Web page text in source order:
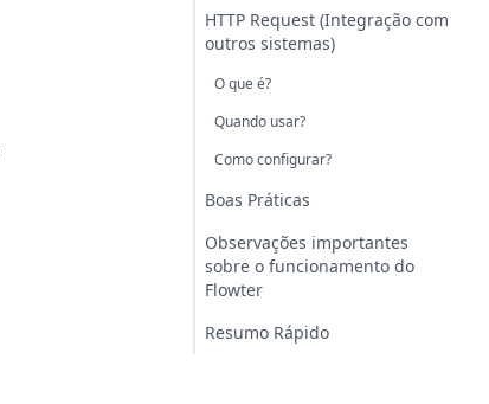
HTTP Request (Integração com
outros sistemas)
O que é?
Quando usar?
Como configurar?
Boas Práticas
Observações importantes
sobre o funcionamento do
Flowter
Resumo Rápido